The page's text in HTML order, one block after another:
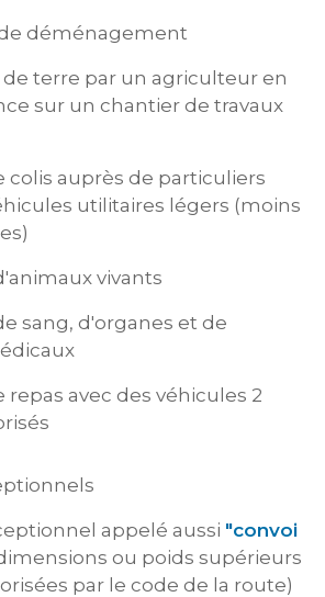
déménagement
de terre par un agriculteur en
sur un chantier de travaux
colis auprès de particuliers
utilitaires légers (moins
vivants
sang, d'organes et de
repas avec des véhicules 2
appelé aussi "convoi
ou poids supérieurs
par le code de la route)